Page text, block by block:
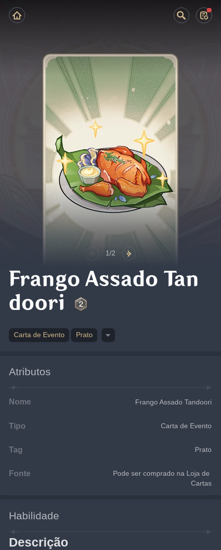
1/2
Frango Assado Tan
doori
Carta de Evento Prato
Atributos
Nome Frango Assado Tandoori
Tipo Carta de Evento
Tag Prato
Fonte
Pode ser comprado na Loja de
Cartas
Habilidade
Descrição